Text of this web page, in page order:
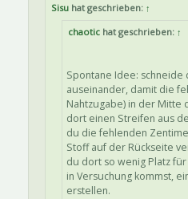
Sisu hat geschrieben: ↑
chaotic hat geschrieben: ↑
Spontane Idee:
auseinander, damit die
Nahtzugabe) in der Mitte
dort einen Streifen aus
du die fehlenden
Stoff auf der Rückseite
du dort so wenig Platz
in Versuchung kommst,
erstellen.